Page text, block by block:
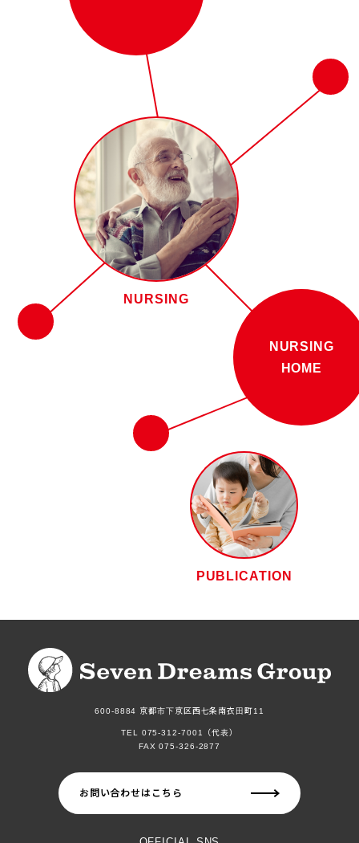
NURSING
PUBLICATION
NURSING
HOME
600-8884 京都市下京区西七条南衣田町11
TEL 075-312-7001（代表）
FAX 075-326-2877
お問い合わせはこちら